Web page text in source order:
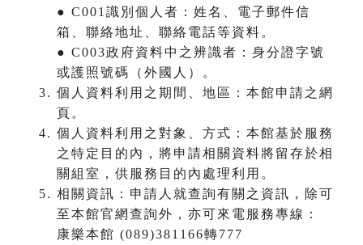
● C001識別個人者：姓名、電子郵件信
箱、聯絡地址、聯絡電話等資料。
● C003政府資料中之辨識者：身分證字號
或護照號碼（外國人）。
個人資料利用之期間、地區：本館申請之網
頁。
個人資料利用之對象、方式：本館基於服務
之特定目的內，將申請相關資料將留存於相
關組室，供服務目的內處理利用。
相關資訊：申請人就查詢有關之資訊，除可
至本館官網查詢外，亦可來電服務專線：
康樂本館 (089)381166轉777